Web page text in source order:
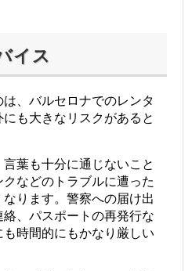
イス
、バルセロナでのレンタ
も大きなリスクがあると
葉も十分に通じないこと
などのトラブルに遭った
ります。警察への届け出
、パスポートの再発行な
時間的にもかなり厳しい